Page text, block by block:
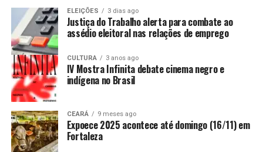
ELEIÇÕES 3 dias ago
Justiça do Trabalho alerta para combate ao
assédio eleitoral nas relações de emprego
CULTURA 3 anos ago
IV Mostra Infinita debate cinema negro e
indígena no Brasil
CEARÁ 9 meses ago
Expoece 2025 acontece até domingo (16/11) em
Fortaleza